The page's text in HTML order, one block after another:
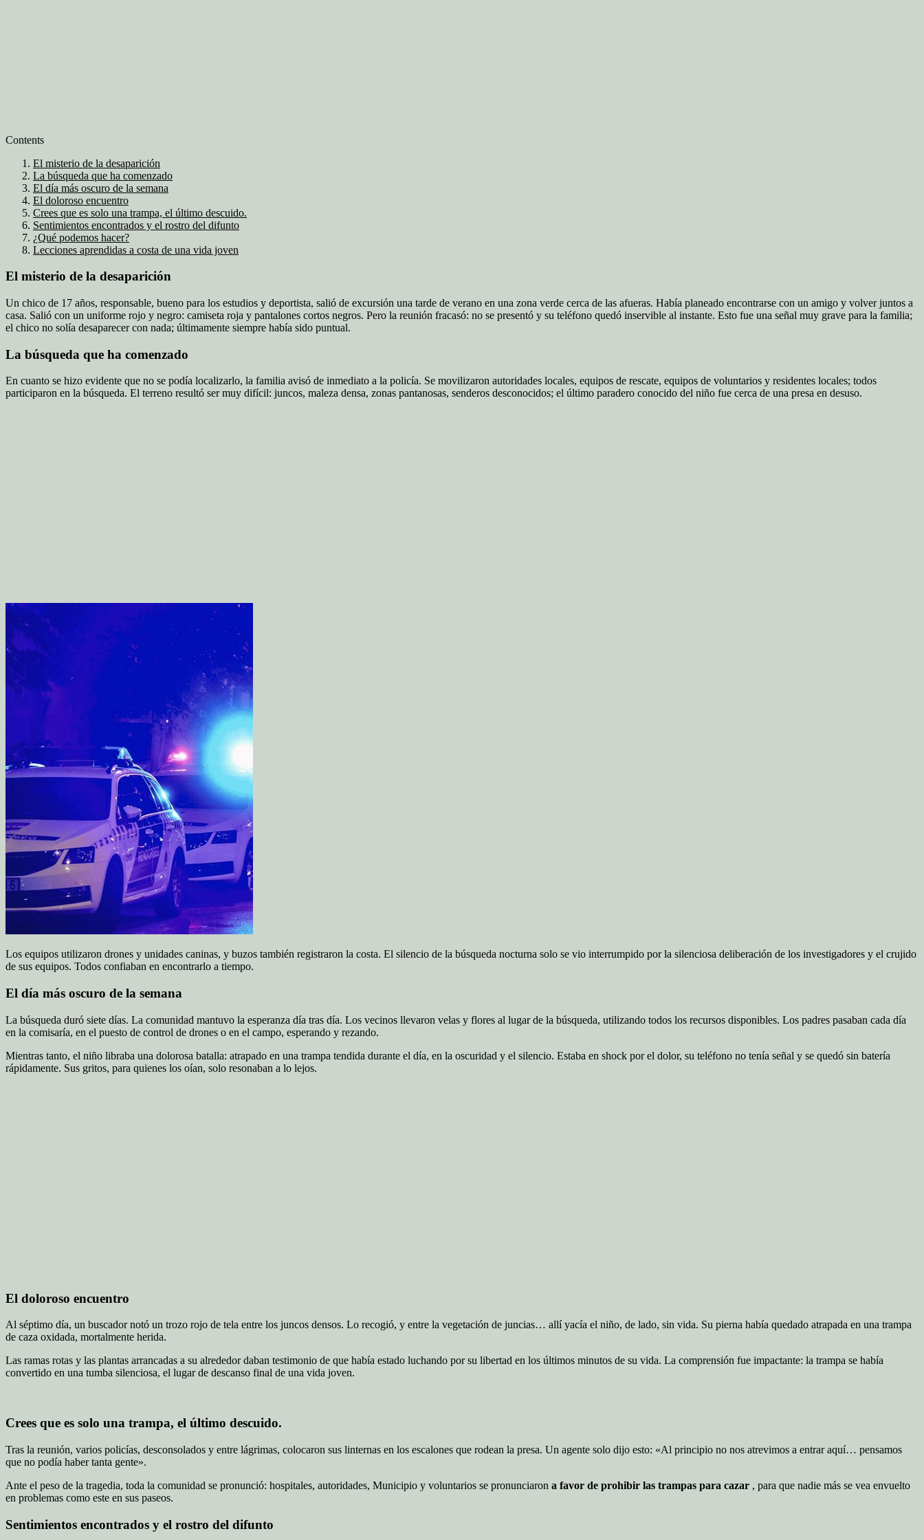
Contents
El misterio de la desaparición
La búsqueda que ha comenzado
El día más oscuro de la semana
El doloroso encuentro
Crees que es solo una trampa, el último descuido.
Sentimientos encontrados y el rostro del difunto
¿Qué podemos hacer?
Lecciones aprendidas a costa de una vida joven
El misterio de la desaparición
Un chico de 17 años, responsable, bueno para los estudios y deportista, salió de excursión una tarde de verano en una zona verde cerca de las afueras. Había planeado encontrarse con un amigo y volver juntos a
casa. Salió con un uniforme rojo y negro: camiseta roja y pantalones cortos negros. Pero la reunión fracasó: no se presentó y su teléfono quedó inservible al instante. Esto fue una señal muy grave para la familia;
el chico no solía desaparecer con nada; últimamente siempre había sido puntual.
La búsqueda que ha comenzado
En cuanto se hizo evidente que no se podía localizarlo, la familia avisó de inmediato a la policía. Se movilizaron autoridades locales, equipos de rescate, equipos de voluntarios y residentes locales; todos
participaron en la búsqueda. El terreno resultó ser muy difícil: juncos, maleza densa, zonas pantanosas, senderos desconocidos; el último paradero conocido del niño fue cerca de una presa en desuso.
Los equipos utilizaron drones y unidades caninas, y buzos también registraron la costa. El silencio de la búsqueda nocturna solo se vio interrumpido por la silenciosa deliberación de los investigadores y el crujido
de sus equipos. Todos confiaban en encontrarlo a tiempo.
El día más oscuro de la semana
La búsqueda duró siete días. La comunidad mantuvo la esperanza día tras día. Los vecinos llevaron velas y flores al lugar de la búsqueda, utilizando todos los recursos disponibles. Los padres pasaban cada día
en la comisaría, en el puesto de control de drones o en el campo, esperando y rezando.
Mientras tanto, el niño libraba una dolorosa batalla: atrapado en una trampa tendida durante el día, en la oscuridad y el silencio. Estaba en shock por el dolor, su teléfono no tenía señal y se quedó sin batería
rápidamente. Sus gritos, para quienes los oían, solo resonaban a lo lejos.
El doloroso encuentro
Al séptimo día, un buscador notó un trozo rojo de tela entre los juncos densos. Lo recogió, y entre la vegetación de juncias… allí yacía el niño, de lado, sin vida. Su pierna había quedado atrapada en una trampa
de caza oxidada, mortalmente herida.
Las ramas rotas y las plantas arrancadas a su alrededor daban testimonio de que había estado luchando por su libertad en los últimos minutos de su vida. La comprensión fue impactante: la trampa se había
convertido en una tumba silenciosa, el lugar de descanso final de una vida joven.
Crees que es solo una trampa, el último descuido.
Tras la reunión, varios policías, desconsolados y entre lágrimas, colocaron sus linternas en los escalones que rodean la presa. Un agente solo dijo esto: «Al principio no nos atrevimos a entrar aquí… pensamos
que no podía haber tanta gente».
Ante el peso de la tragedia, toda la comunidad se pronunció: hospitales, autoridades, Municipio y voluntarios se pronunciaron a favor de prohibir las trampas para cazar , para que nadie más se vea envuelto
en problemas como este en sus paseos.
Sentimientos encontrados y el rostro del difunto